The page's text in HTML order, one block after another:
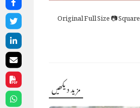
Full Size📷 Square
مزید دیکھیں